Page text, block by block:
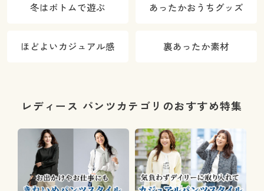
冬はボトムで遊ぶ あったかおうちグッズ
ほどよいカジュアル感 裏あったか素材
レディース パンツカテゴリのおすすめ特集